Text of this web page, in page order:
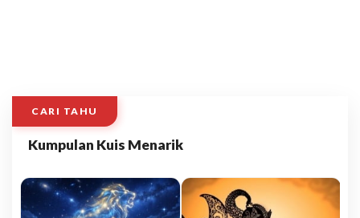
CARI TAHU
Kumpulan Kuis Menarik